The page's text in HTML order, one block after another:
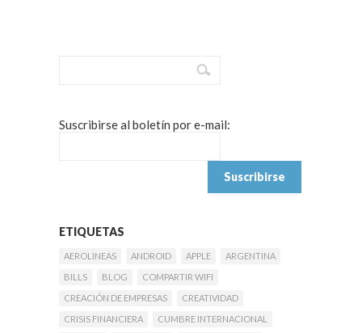
Suscribirse al boletín por e-mail:
ETIQUETAS
AEROLINEAS ANDROID APPLE
ARGENTINA
BILLS
BLOG
COMPARTIR WIFI
CREACIÓN DE EMPRESAS
CREATIVIDAD
CRISIS FINANCIERA
CUMBRE INTERNACIONAL